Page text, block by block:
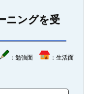
ニングを受
：勉強面 ：生活面